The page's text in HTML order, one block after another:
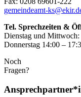
gemeindeamt-
Tel. Sprechzeiten &
Dienstag und
Donnerstag 14:00 –
Noch
Fragen?